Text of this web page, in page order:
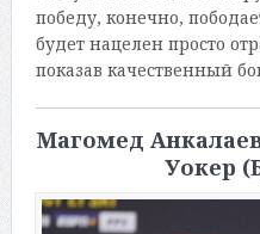
победу, конечно,
будет нацелен просто
показав качественный
Магомед
Уокер